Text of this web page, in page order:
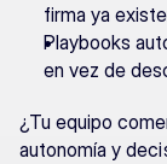
firma ya
Playbooks
en vez de
¿Tu equipo
autonomía y